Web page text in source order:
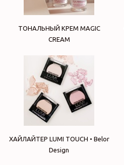
ТОНАЛЬНЫЙ КРЕМ MAGIC
CREAM
ХАЙЛАЙТЕР LUMI TOUCH • Belor
Design